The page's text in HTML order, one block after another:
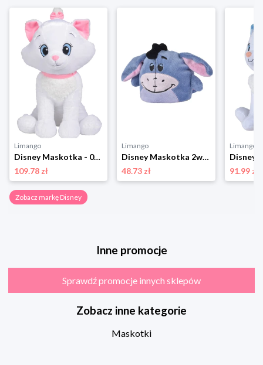
Limango
Disney Maskotka - 0+ rozmiar: onesize
109.78 zł
Limango
Disney Maskotka 2w1 "Winnie/ I-Aah" - 0+ rozmiar: onesize
48.73 zł
Limango
91.99 zł
Zobacz markę Disney
Inne promocje
Sprawdź promocje innych sklepów
Zobacz inne kategorie
Maskotki